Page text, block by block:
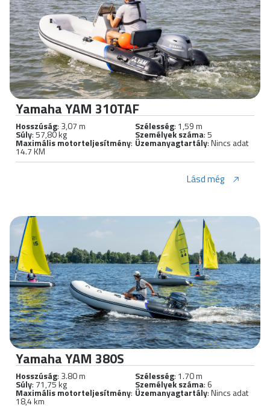
Yamaha YAM 310TAF
Hosszúság: 3,07 m Szélesség: 1,59 m
Súly: 57,80 kg Személyek száma: 5
Maximális motorteljesítmény:
14.7 KM
Üzemanyagtartály: Nincs adat
Lásd még
Yamaha YAM 380S
Hosszúság: 3.80 m Szélesség: 1.70 m
Súly: 71,75 kg Személyek száma: 6
Maximális motorteljesítmény:
18,4 km
Üzemanyagtartály: Nincs adat